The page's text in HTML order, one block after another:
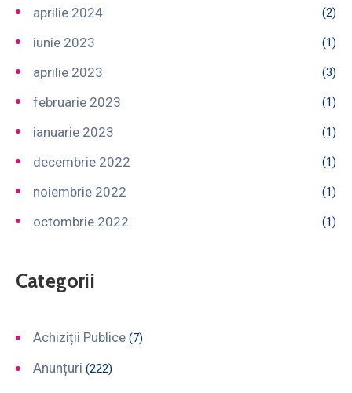
aprilie 2024 (2)
iunie 2023 (1)
aprilie 2023 (3)
februarie 2023 (1)
ianuarie 2023 (1)
decembrie 2022 (1)
noiembrie 2022 (1)
octombrie 2022 (1)
Categorii
Achiziții Publice (7)
Anunțuri (222)